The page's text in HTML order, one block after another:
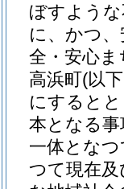
ぼすよう
に、かつ
全・安心
高浜町(以
にすると
本となる
一体とな
つて現在